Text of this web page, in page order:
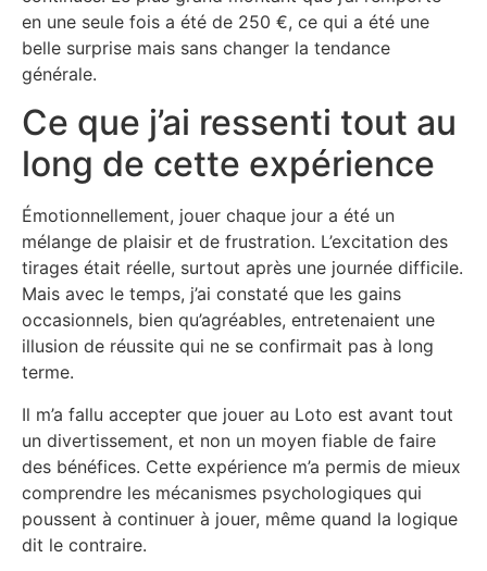
en une seule fois a été de 250 €, ce qui a été une
belle surprise mais sans changer la tendance
générale.
Ce que j’ai ressenti tout au
long de cette expérience
Émotionnellement, jouer chaque jour a été un
mélange de plaisir et de frustration. L’excitation des
tirages était réelle, surtout après une journée difficile.
Mais avec le temps, j’ai constaté que les gains
occasionnels, bien qu’agréables, entretenaient une
illusion de réussite qui ne se confirmait pas à long
terme.
Il m’a fallu accepter que jouer au Loto est avant tout
un divertissement, et non un moyen fiable de faire
des bénéfices. Cette expérience m’a permis de mieux
comprendre les mécanismes psychologiques qui
poussent à continuer à jouer, même quand la logique
dit le contraire.